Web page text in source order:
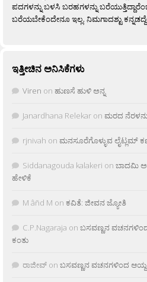
ಪದಗಳನ್ನು ಬಳಸಿ ಬರಹಗಳನ್ನು
ಬರೆಯಬೇಕೆಂದೇನೂ ಇಲ್ಲ. ನಿಮಗಾದಶ್ಟು
ಇತ್ತೀಚಿನ ಅನಿಸಿಕೆಗಳು
Viren on ಹುಣಸೆ ಹುಳಿ ಅನ್ನ
Janardhana Relekar on ಮರದ
rjnivah on ಮನಸೂರೆಗೊಳ್ಳುವ ಲೈಟ್ಲಮ್
Siddanagouda kalakeri on ಬಾದಮಿ
ಹೇಳಿಕೆ
M âñd M on ಕವಿತೆ: ಜೀವನ ಜ್ಯೋತಿ
C.P.Nagaraja on ಬಸವಣ್ಣನ
ಕಂತು
ರಾಜೀವ್ on ಬಸವಣ್ಣನ ವಚನಗಳಿಂದ ಆಯ್ದ